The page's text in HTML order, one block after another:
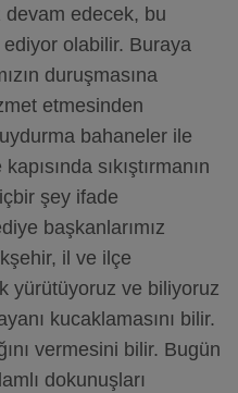
edecek, bu
ediyor olabilir. Buraya
duruşmasına
etmesinden
bahaneler ile
sıkıştırmanın
şey ifade
başkanlarımız
il ve ilçe
yürütüyoruz ve biliyoruz
kucaklamasını bilir.
vermesini bilir. Bugün
dokunuşları